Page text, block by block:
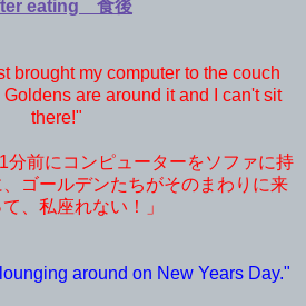
eating 食後
brought my computer to the couch
are around it and I can't sit
there!"
分前にコンピューターをソファに持
ゴールデンたちがそのまわりに来
、私座れない！」
around on New Years Day."